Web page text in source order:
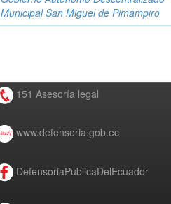
Municipal San Miguel de Pimampiro
151 Asesoría legal
www.defensoria.gob.ec
DefensoriaPublicaDelEcuador